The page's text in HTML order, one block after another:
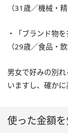
（31歳／機械・
・「ブランド物
（29歳／食品・
男女で好みの別
いますし、確かに
使った金額